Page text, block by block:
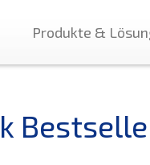
Produkte &